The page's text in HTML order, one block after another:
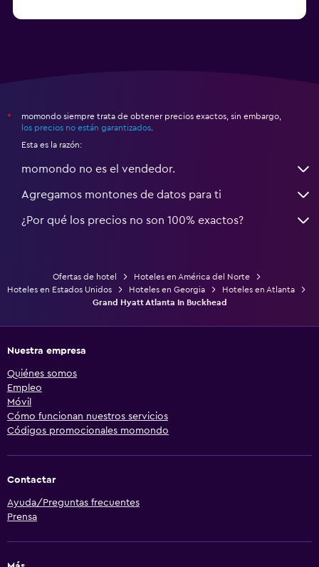
*
momondo siempre trata de obtener precios exactos, sin embargo,
los precios no están garantizados
Esta es la razón:
momondo no es el vendedor.
Agregamos montones de datos para ti
¿Por qué los precios no son 100% exactos?
Ofertas de hotel
Hoteles en América del Norte
Hoteles en Estados Unidos
Hoteles en Georgia
Hoteles en Atlanta
Grand Hyatt Atlanta In Buckhead
Nuestra empresa
Quiénes somos
Empleo
Móvil
Cómo funcionan nuestros servicios
Códigos promocionales momondo
Contactar
Ayuda/Preguntas frecuentes
Prensa